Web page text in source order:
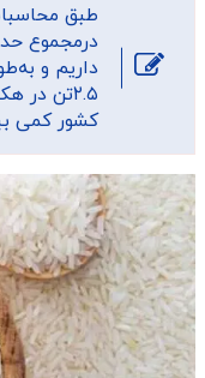
طبق
داریم و
۲.۵تن در
کشور کمی بیش از